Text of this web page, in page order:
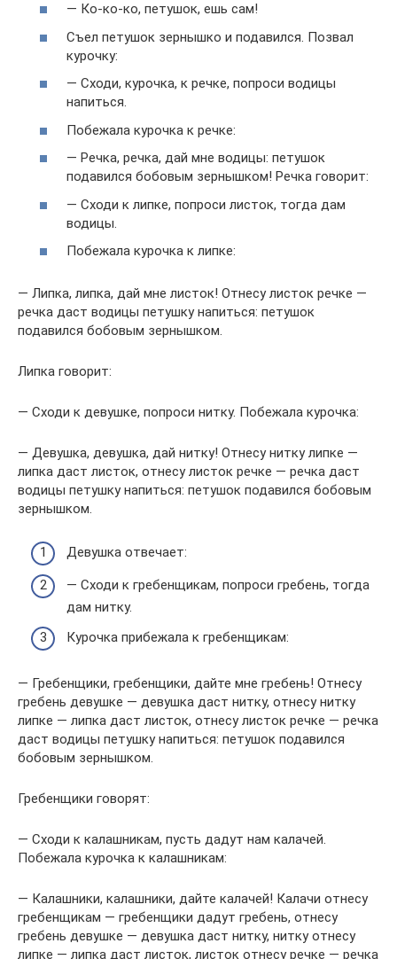
— Ко-ко-ко, петушок, ешь сам!
Съел петушок зернышко и подавился. Позвал
курочку:
— Сходи, курочка, к речке, попроси водицы
напиться.
Побежала курочка к речке:
— Речка, речка, дай мне водицы: петушок
подавился бобовым зернышком! Речка говорит:
— Сходи к липке, попроси листок, тогда дам
водицы.
Побежала курочка к липке:
— Липка, липка, дай мне листок! Отнесу листок речке —
речка даст водицы петушку напиться: петушок
подавился бобовым зернышком.
Липка говорит:
— Сходи к девушке, попроси нитку. Побежала курочка:
— Девушка, девушка, дай нитку! Отнесу нитку липке —
липка даст листок, отнесу листок речке — речка даст
водицы петушку напиться: петушок подавился бобовым
зернышком.
Девушка отвечает:
— Сходи к гребенщикам, попроси гребень, тогда
дам нитку.
Курочка прибежала к гребенщикам:
— Гребенщики, гребенщики, дайте мне гребень! Отнесу
гребень девушке — девушка даст нитку, отнесу нитку
липке — липка даст листок, отнесу листок речке — речка
даст водицы петушку напиться: петушок подавился
бобовым зернышком.
Гребенщики говорят:
— Сходи к калашникам, пусть дадут нам калачей.
Побежала курочка к калашникам:
— Калашники, калашники, дайте калачей! Калачи отнесу
гребенщикам — гребенщики дадут гребень, отнесу
гребень девушке — девушка даст нитку, нитку отнесу
липке — липка даст листок, листок отнесу речке — речка